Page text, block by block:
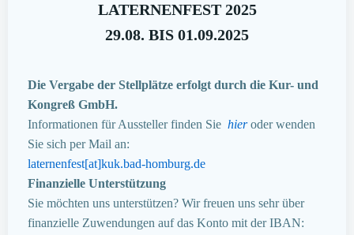
LATERNENFEST 2025
29.08. BIS 01.09.2025
Die Vergabe der Stellplätze erfolgt durch die Kur- und
Kongreß GmbH.
Informationen für Aussteller finden Sie hieroder wenden
Sie sich per Mail an:
laternenfest[at]kuk.bad-homburg.de
Finanzielle Unterstützung
Sie möchten uns unterstützen? Wir freuen uns sehr über
finanzielle Zuwendungen auf das Konto mit der IBAN: